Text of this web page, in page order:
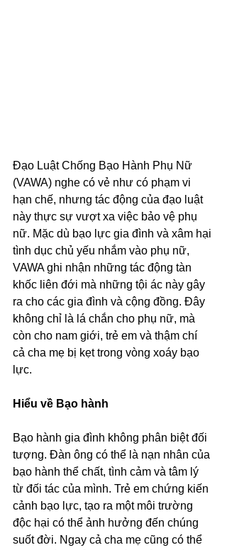
Đạo Luật Chống Bạo Hành Phụ Nữ
(VAWA) nghe có vẻ như có phạm vi
hạn chế, nhưng tác động của đạo luật
này thực sự vượt xa việc bảo vệ phụ
nữ. Mặc dù bạo lực gia đình và xâm hại
tình dục chủ yếu nhắm vào phụ nữ,
VAWA ghi nhận những tác động tàn
khốc liên đới mà những tội ác này gây
ra cho các gia đình và cộng đồng. Đây
không chỉ là lá chắn cho phụ nữ, mà
còn cho nam giới, trẻ em và thậm chí
cả cha mẹ bị kẹt trong vòng xoáy bạo
lực.
Hiểu về Bạo hành
Bạo hành gia đình không phân biệt đối
tượng. Đàn ông có thể là nạn nhân của
bạo hành thể chất, tình cảm và tâm lý
từ đối tác của mình. Trẻ em chứng kiến
cảnh bạo lực, tạo ra một môi trường
độc hại có thể ảnh hưởng đến chúng
suốt đời. Ngay cả cha mẹ cũng có thể